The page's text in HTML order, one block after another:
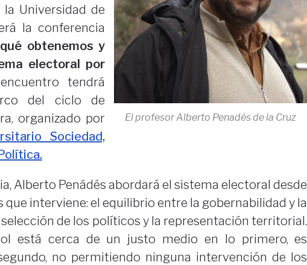
El profesor Alberto Penadés de la Cruz
Universidad de
la conferencia
obtenemos y
electoral por
tendrá
del ciclo de
organizado por
Sociedad,
Alberto Penádés abordará el sistema electoral desde
que interviene: el equilibrio entre la gobernabilidad y la
de los políticos y la representación territorial.
está cerca de un justo medio en lo primero, es
no permitiendo ninguna intervención de los